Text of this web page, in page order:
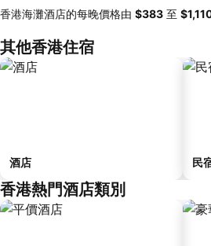
香港海灘酒店的每晚價格由 ‎$383 至
其他香港住宿
酒店 民
香港熱門酒店類別